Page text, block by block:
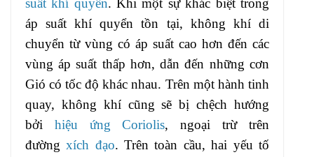
suất khí quyển. Khi một sự khác biệt trong
áp suất khí quyển tồn tại, không khí di
chuyển từ vùng có áp suất cao hơn đến các
vùng áp suất thấp hơn, dẫn đến những cơn
Gió có tốc độ khác nhau. Trên một hành tinh
quay, không khí cũng sẽ bị chệch hướng
bởi hiệu ứng Coriolis, ngoại trừ trên
đườngxích đạo. Trên toàn cầu, hai yếu tố